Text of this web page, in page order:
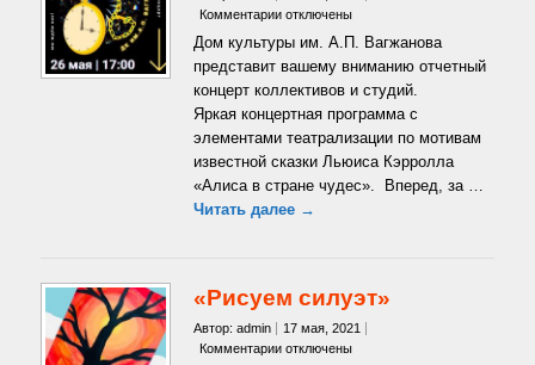
Комментариик
Алисы»
отключены
Дом культуры им. А.П. Вагжанова
представит вашему вниманию отчетный
концерт коллективов и студий.
Яркая концертная программа с
элементами театрализации по мотивам
известной сказки Льюиса Кэрролла
«Алиса в стране чудес». Вперед, за …
Читать далее →
«Рисуем силуэт»
Автор: admin
17 мая, 2021
Комментариикотключены